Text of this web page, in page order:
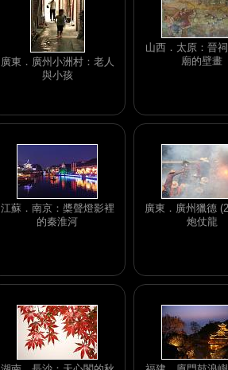
廣東．廣州小洲村：老人
與小孩
山西．太原：晉
廟的壁畫
江蘇．南京：槳聲燈影裡
的秦淮河
廣東．廣州獵德
炮仗龍